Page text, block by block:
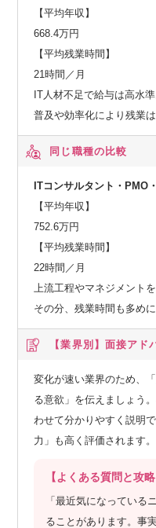
【平均年収】
668.4万円
【平均残業時間】
21時間／月
IT人材不足で給与は高水
普及や効率化により残業は
同じ職種の比較
ITコンサルタント・PMO
【平均年収】
752.6万円
【平均残業時間】
22時間／月
上流工程やマネジメント
その分、残業時間も多め
【業界別】 面接アド
変化が速い業界のため、
る意欲」を伝えましょう
わせて分かりやすく説明
力」も高く評価されます。
【よくある質問と攻略
「最近気になっている
ることがあります。事